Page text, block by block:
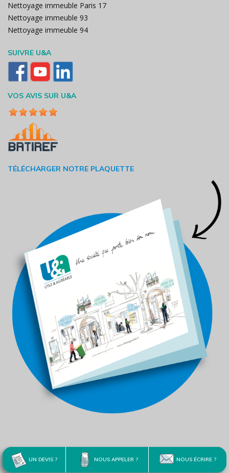
UN DEVIS ? NOUS APPELER ? NOUS ÉCRIRE ?
Nettoyage immeuble Paris 17
Nettoyage immeuble 93
Nettoyage immeuble 94
SUIVRE U&A
VOS AVIS SUR U&A
TÉLÉCHARGER NOTRE PLAQUETTE